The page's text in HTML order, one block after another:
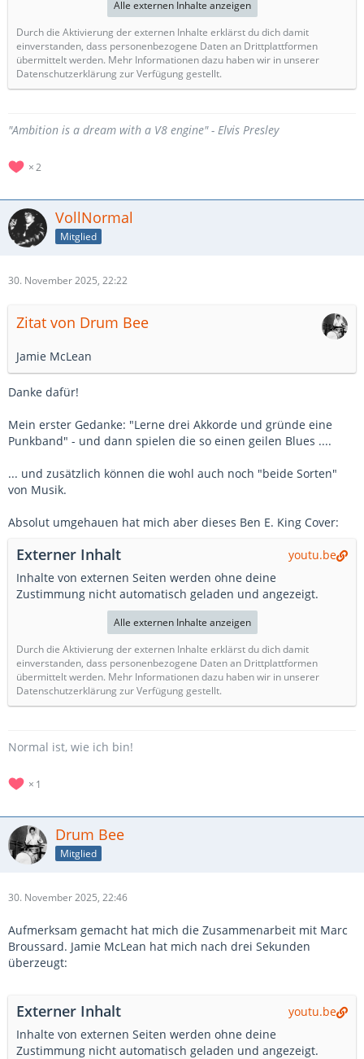
Alle externen Inhalte anzeigen
Durch die Aktivierung der externen Inhalte erklärst du dich damit
einverstanden, dass personenbezogene Daten an Drittplattformen
übermittelt werden. Mehr Informationen dazu haben wir in unserer
Datenschutzerklärung zur Verfügung gestellt.
"Ambition is a dream with a V8 engine" - Elvis Presley
2
VollNormal
Mitglied
30. November 2025, 22:22
Zitat von Drum Bee
Jamie McLean
Danke dafür!
Mein erster Gedanke: "Lerne drei Akkorde und gründe eine
Punkband" - und dann spielen die so einen geilen Blues ....
... und zusätzlich können die wohl auch noch "beide Sorten"
von Musik.
Absolut umgehauen hat mich aber dieses Ben E. King Cover:
Externer Inhalt
youtu.be
Inhalte von externen Seiten werden ohne deine
Zustimmung nicht automatisch geladen und angezeigt.
Alle externen Inhalte anzeigen
Durch die Aktivierung der externen Inhalte erklärst du dich damit
einverstanden, dass personenbezogene Daten an Drittplattformen
übermittelt werden. Mehr Informationen dazu haben wir in unserer
Datenschutzerklärung zur Verfügung gestellt.
Normal ist, wie ich bin!
1
Drum Bee
Mitglied
30. November 2025, 22:46
Aufmerksam gemacht hat mich die Zusammenarbeit mit Marc
Broussard. Jamie McLean hat mich nach drei Sekunden
überzeugt:
Externer Inhalt
youtu.be
Inhalte von externen Seiten werden ohne deine
Zustimmung nicht automatisch geladen und angezeigt.